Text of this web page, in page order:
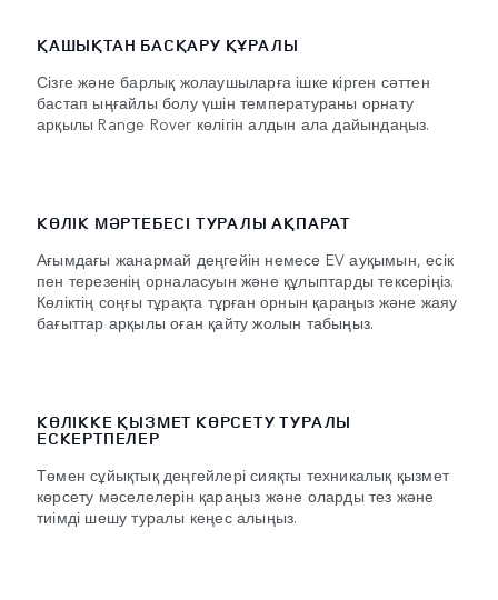
ҚАШЫҚТАН БАСҚАРУ ҚҰРАЛЫ
Сізге және барлық жолаушыларға ішке кірген сәттен
бастап ыңғайлы болу үшін температураны орнату
арқылы Range Rover көлігін алдын ала дайындаңыз.
КӨЛІК МӘРТЕБЕСІ ТУРАЛЫ АҚПАРАТ
Ағымдағы жанармай деңгейін немесе EV ауқымын, есік
пен терезенің орналасуын және құлыптарды тексеріңіз.
Көліктің соңғы тұрақта тұрған орнын қараңыз және жаяу
бағыттар арқылы оған қайту жолын табыңыз.
КӨЛІККЕ ҚЫЗМЕТ КӨРСЕТУ ТУРАЛЫ
ЕСКЕРТПЕЛЕР
Төмен сұйықтық деңгейлері сияқты техникалық қызмет
көрсету мәселелерін қараңыз және оларды тез және
тиімді шешу туралы кеңес алыңыз.